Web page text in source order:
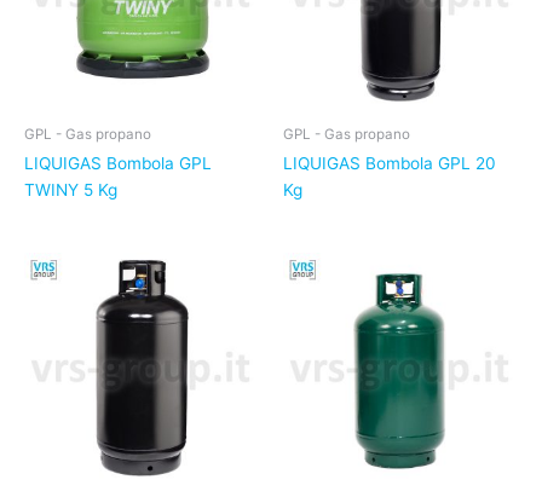
GPL - Gas propano
LIQUIGAS Bombola GPL
TWINY 5 Kg
GPL - Gas propano
LIQUIGAS Bombola GPL 20
Kg